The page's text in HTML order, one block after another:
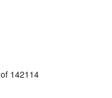
of 142114